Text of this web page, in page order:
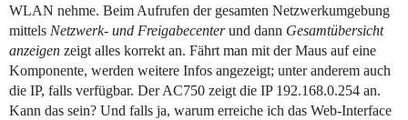
WLAN nehme. Beim Aufrufen der gesamten Netzwerkumgebung
mittels Netzwerk- und Freigabecenterund dann Gesamtübersicht
anzeigen zeigt alles korrekt an. Fährt man mit der Maus auf eine
Komponente, werden weitere Infos angezeigt; unter anderem auch
die IP, falls verfügbar. Der AC750 zeigt die IP 192.168.0.254 an.
Kann das sein? Und falls ja, warum erreiche ich das Web-Interface